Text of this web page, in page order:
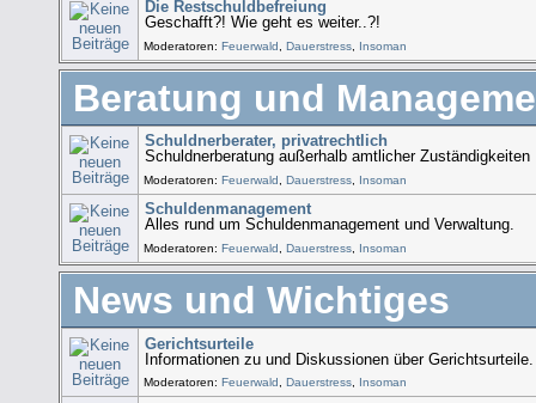
Die Restschuldbefreiung
Geschafft?! Wie geht es weiter..?!
Moderatoren:Feuerwald ,Dauerstress Insoman
Beratung und
Schuldnerberater, privatrechtlich
Schuldnerberatung außerhalb amtlicher Zuständigkeiten
Moderatoren:Feuerwald ,Dauerstress Insoman
Schuldenmanagement
Alles rund um Schuldenmanagement und Verwaltung.
Moderatoren:Feuerwald ,Dauerstress Insoman
News und Wichtiges
Gerichtsurteile
Informationen zu und Diskussionen über Gerichtsurteile.
Moderatoren:Feuerwald ,Dauerstress Insoman